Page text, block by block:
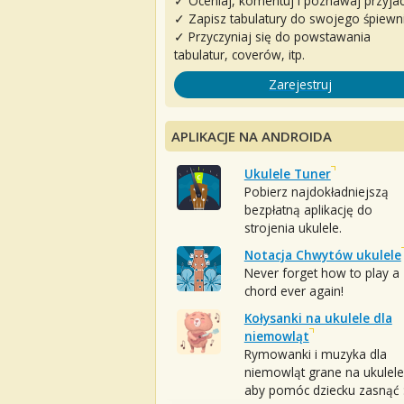
✓ Zapisz tabulatury do swojego
✓ Przyczyniaj się do powstawania
tabulatur, coverów, itp.
Zarejestruj
APLIKACJE NA ANDROIDA
Ukulele Tuner
Pobierz najdokładniejszą
bezpłatną aplikację do
strojenia ukulele.
Notacja Chwytów ukulele
Never forget how to play a
chord ever again!
Kołysanki na ukulele dla
niemowląt
Rymowanki i muzyka dla
niemowląt grane na
aby pomóc dziecku zasnąć